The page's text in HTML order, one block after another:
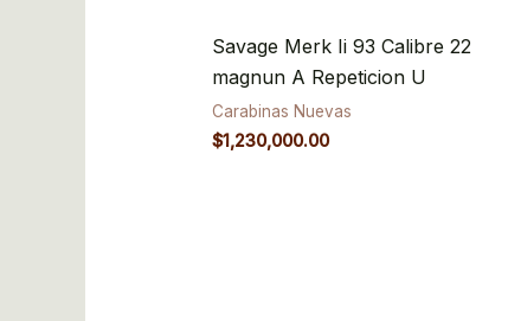
Savage Merk Ii 93 Calibre 22
magnun A Repeticion U
Carabinas Nuevas
$1,230,000.00